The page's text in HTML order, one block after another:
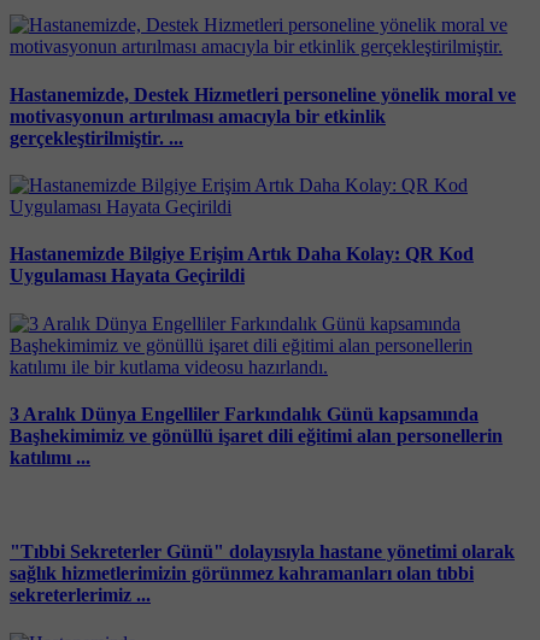
Hastanemizde, Destek Hizmetleri personeline yönelik moral ve
motivasyonun artırılması amacıyla bir etkinlik
gerçekleştirilmiştir. ...
Hastanemizde Bilgiye Erişim Artık Daha Kolay: QR Kod
Uygulaması Hayata Geçirildi
3 Aralık Dünya Engelliler Farkındalık Günü kapsamında
Başhekimimiz ve gönüllü işaret dili eğitimi alan personellerin
katılımı ...
"Tıbbi Sekreterler Günü" dolayısıyla hastane yönetimi olarak
sağlık hizmetlerimizin görünmez kahramanları olan tıbbi
sekreterlerimiz ...